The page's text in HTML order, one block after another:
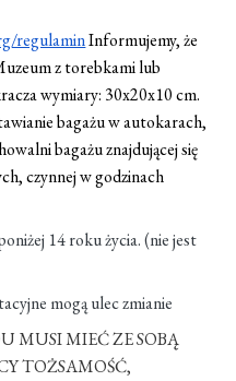
regulaminInformujemy, że
z torebkami lub
wymiary: 30x20x10 cm.
bagażu w autokarach,
bagażu znajdującej się
czynnej w godzinach
14 roku życia. (nie jest
mogą ulec zmianie
MUSI MIEĆ ZE SOBĄ
TOŻSAMOŚĆ,